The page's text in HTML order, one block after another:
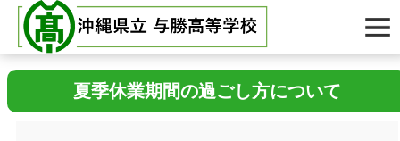
夏季休業期間の過ごし方について